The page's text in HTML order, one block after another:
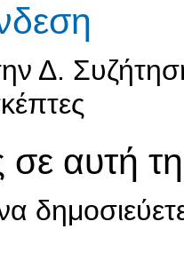
Δ.
σε αυτή